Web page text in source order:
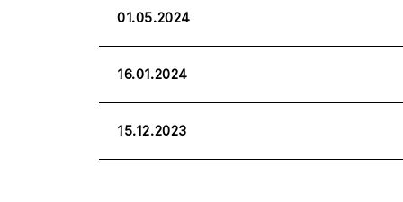
01.05.2024
16.01.2024
15.12.2023